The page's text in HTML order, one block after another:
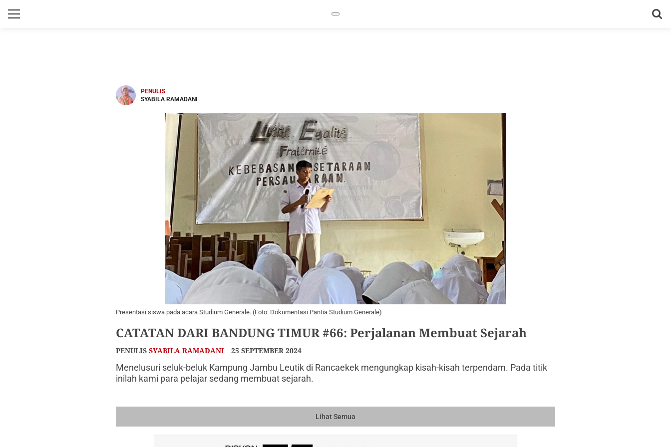
PENULIS
SYABILA RAMADANI
Presentasi siswa pada acara Studium Generale. (Foto: Dokumentasi Pantia Studium Generale)
CATATAN DARI BANDUNG TIMUR #66: Perjalanan Membuat Sejarah
PENULIS SYABILA RAMADANI 25 SEPTEMBER 2024
Menelusuri seluk-beluk Kampung Jambu Leutik di Rancaekek mengungkap kisah-kisah terpendam. Pada titik
inilah kami para pelajar sedang membuat sejarah.
Lihat Semua